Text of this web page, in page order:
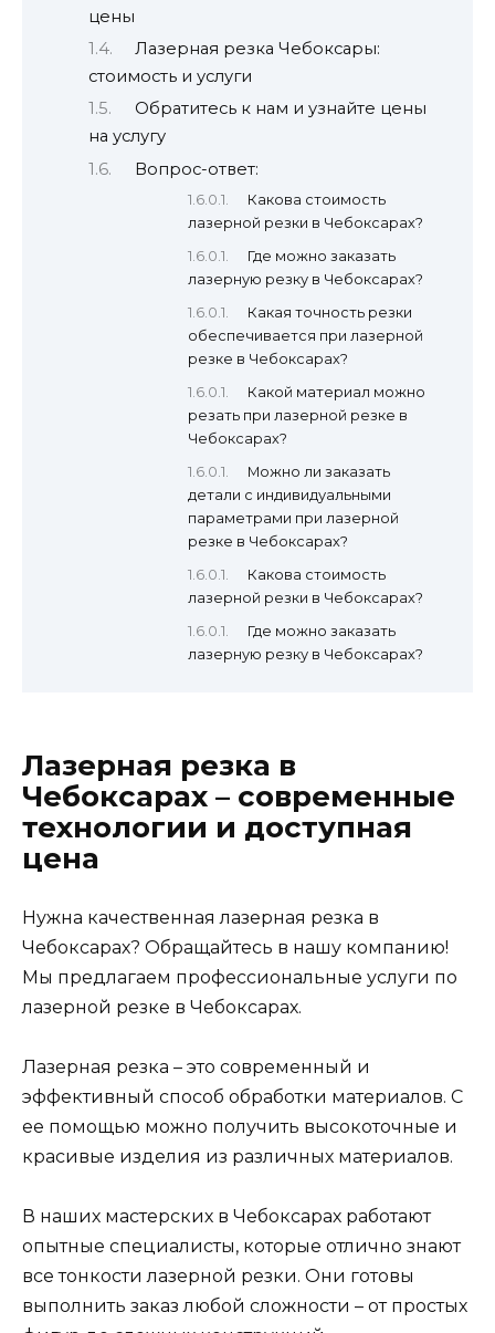
цены
Лазерная резка Чебоксары:
стоимость и услуги
Обратитесь к нам и узнайте цены
на услугу
Вопрос-ответ:
Какова стоимость
лазерной резки в Чебоксарах?
Где можно заказать
лазерную резку в Чебоксарах?
Какая точность резки
обеспечивается при лазерной
резке в Чебоксарах?
Какой материал можно
резать при лазерной резке в
Чебоксарах?
Можно ли заказать
детали с индивидуальными
параметрами при лазерной
резке в Чебоксарах?
Какова стоимость
лазерной резки в Чебоксарах?
Где можно заказать
лазерную резку в Чебоксарах?
Лазерная резка в
Чебоксарах – современные
технологии и доступная
цена
Нужна качественная лазерная резка в
Чебоксарах? Обращайтесь в нашу компанию!
Мы предлагаем профессиональные услуги по
лазерной резке в Чебоксарах.
Лазерная резка – это современный и
эффективный способ обработки материалов. С
ее помощью можно получить высокоточные и
красивые изделия из различных материалов.
В наших мастерских в Чебоксарах работают
опытные специалисты, которые отлично знают
все тонкости лазерной резки. Они готовы
выполнить заказ любой сложности – от простых